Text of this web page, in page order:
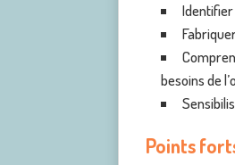
besoins de
Points